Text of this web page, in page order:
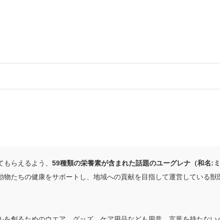
らえるよう、 59種類の栄養素が含まれた話題のユーグレナ（和名:
物たちの健康をサポートし、地域への貢献を目指して運営している獣